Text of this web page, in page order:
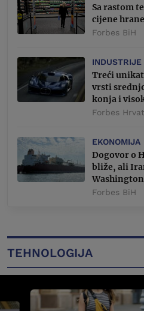
Sa rastom
cijene hrane
Forbes BiH
INDUSTRIJE
Treći
vrsti
konja i
Forbes
EKONOMIJA
Dogovor o
bliže, ali
Forbes BiH
TEHNOLOGIJA